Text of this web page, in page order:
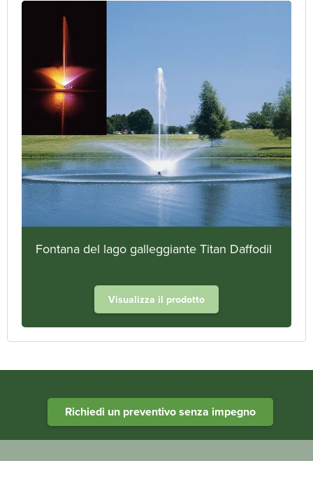
Fontana del lago galleggiante Titan Daffodil
Visualizza il prodotto
Richiedi un preventivo senza impegno